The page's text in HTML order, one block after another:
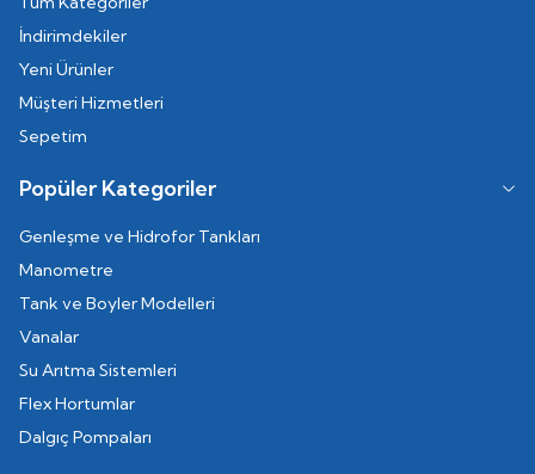
İndirimdekiler
Yeni Ürünler
Müşteri Hizmetleri
Sepetim
Popüler Kategoriler
Genleşme ve Hidrofor Tankları
Manometre
Tank ve Boyler Modelleri
Vanalar
Su Arıtma Sistemleri
Flex Hortumlar
Dalgıç Pompaları